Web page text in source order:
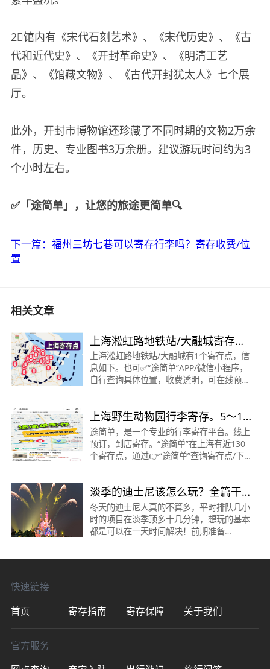
2⃣️馆内有《宋代石刻艺术》、《宋代历史》、《古
代和近代史》、《开封革命史》、《明清工艺
品》、《馆藏文物》、《古代开封犹太人》七个展
厅。
此外，开封市博物馆还珍藏了不同时期的文物2万余
件，历史、专业图书3万余册。建议游玩时间约为3
个小时左右。
✅「途简单」，让您的旅途更简单🔍
下一篇：福州三坊七巷可以寄存行李吗？寄存收费/位
置
相关文章
上海淞虹路地铁站/大融城寄存行
李丨附近有1个寄存点
上海淞虹路地铁站/大融城有1个寄存点，信
息如下。也可✅“途简单”APP/微信小程序，
自行查询具体位置，收费透明，可在线预
费：行李箱20元/天
上海野生动物园行李寄存。5～10
元/天
途简单，是一个专业的行李寄存平台。线上
预订，到店寄存。“途简单”在上海有近130
个寄存点，通过👉“途简单”查询寄存点/下
10元/天位置：距
淡季的迪士尼该怎么玩？全篇干
货丨游玩顺序大揭秘
冬天的迪士尼人真的不算多，平时排队几小
时的项目在淡季顶多十几分钟，想玩的基本
都是可以在一天时间解决！前期准备
快速链接
首页
寄存指南 寄存保障 关于我们
官方服务